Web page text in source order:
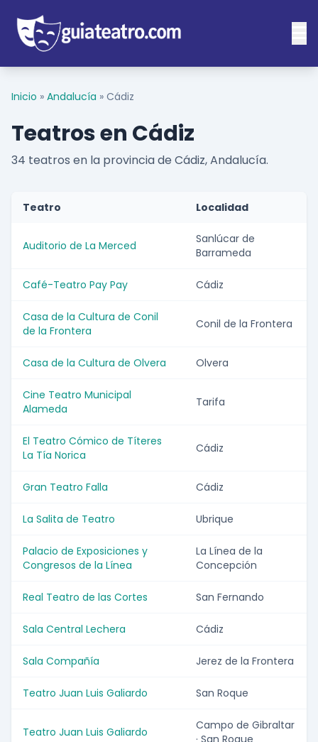
Inicio » Andalucía » Cádiz
Teatros en Cádiz
34 teatros en la provincia de Cádiz, Andalucía.
Teatro Localidad
Auditorio de La Merced
Sanlúcar de
Barrameda
Café-Teatro Pay Pay Cádiz
Casa de la Cultura de Conil
de la Frontera
Conil de la Frontera
Casa de la Cultura de Olvera Olvera
Cine Teatro Municipal
Alameda
Tarifa
El Teatro Cómico de Títeres
La Tía Norica
Cádiz
Gran Teatro Falla Cádiz
La Salita de Teatro Ubrique
Palacio de Exposiciones y
Congresos de la Línea
La Línea de la
Concepción
Real Teatro de las Cortes San Fernando
Sala Central Lechera Cádiz
Sala Compañía Jerez de la Frontera
Teatro Juan Luis Galiardo San Roque
Teatro Juan Luis Galiardo
Campo de Gibraltar